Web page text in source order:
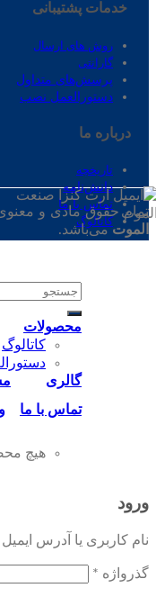
خدمات پشتیبانی
روش های ارسال
گارانتی
پرسش‌های متداول
دستورالعمل نصب
درباره ‌ما
تاریخچه
دانش‌نامه
تماس‌ با‌ ما
کاتالوگ
تمام حقوق مادی و
الموتمی‌باشد.
جستجو
برای:
محصولات
کاتالوگ
گالری
تماس‌ با‌ ما
هیچ
ورود
نام کاربری یا آدرس ایمیل
گذرواژه *